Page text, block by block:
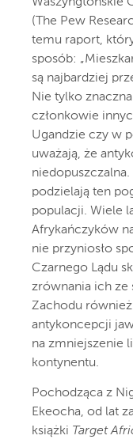
(The Pew
temu raport,
sposób:
są najbardziej
Nie tylko
członkowie
Ugandzie czy w
uważają, że
podzielają ten
populacji. Wiele
Afrykańczyków
nie przyniosło
Czarnego Lądu
zrównania ich ze
Zachodu
antykoncepcji
na zmniejszenie
kontynentu.
Pochodząca z
Ekeocha, od lat
książki Target